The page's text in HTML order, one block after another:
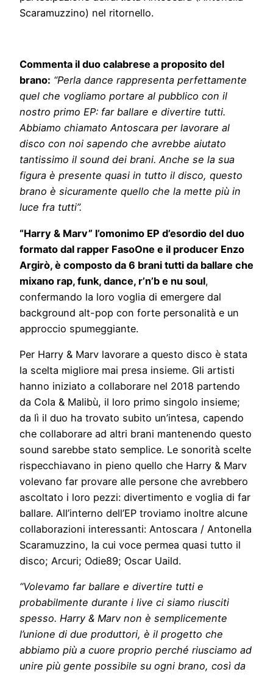
Scaramuzzino) nel ritornello.
Commenta il duo calabrese a proposito del
brano: “Perla dance rappresenta perfettamente
quel che vogliamo portare al pubblico con il
nostro primo EP: far ballare e divertire tutti.
Abbiamo chiamato Antoscara per lavorare al
disco con noi sapendo che avrebbe aiutato
tantissimo il sound dei brani. Anche se la sua
figura è presente quasi in tutto il disco, questo
brano è sicuramente quello che la mette più in
luce fra tutti”.
“Harry & Marv” l’omonimo EP d’esordio del duo
formato dal rapper FasoOne e il producer Enzo
Argirò, è composto da 6 brani tutti da ballare che
mixano rap, funk, dance, r’n’b e nu soul,
confermando la loro voglia di emergere dal
background alt-pop con forte personalità e un
approccio spumeggiante.
Per Harry & Marv lavorare a questo disco è stata
la scelta migliore mai presa insieme. Gli artisti
hanno iniziato a collaborare nel 2018 partendo
da Cola & Malibù, il loro primo singolo insieme;
da lì il duo ha trovato subito un’intesa, capendo
che collaborare ad altri brani mantenendo questo
sound sarebbe stato semplice. Le sonorità scelte
rispecchiavano in pieno quello che Harry & Marv
volevano far provare alle persone che avrebbero
ascoltato i loro pezzi: divertimento e voglia di far
ballare. All’interno dell’EP troviamo inoltre alcune
collaborazioni interessanti: Antoscara / Antonella
Scaramuzzino, la cui voce permea quasi tutto il
disco; Arcuri; Odie89; Oscar Uaild.
“Volevamo far ballare e divertire tutti e
probabilmente durante i live ci siamo riusciti
spesso. Harry & Marv non è semplicemente
l’unione di due produttori, è il progetto che
abbiamo più a cuore proprio perché riusciamo ad
unire più gente possibile su ogni brano, così da